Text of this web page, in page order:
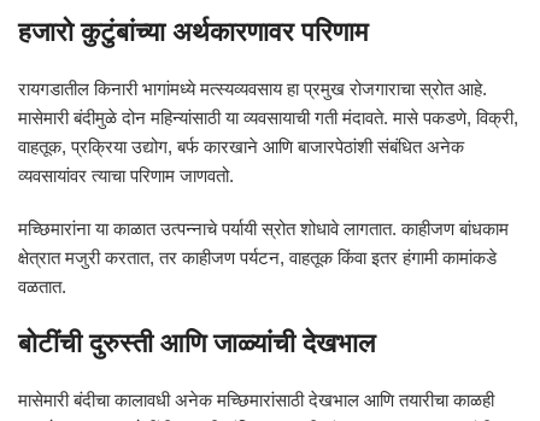
हजारो कुटुंबांच्या अर्थकारणावर परिणाम
रायगडातील किनारी भागांमध्ये मत्स्यव्यवसाय हा प्रमुख रोजगाराचा स्रोत आहे.
मासेमारी बंदीमुळे दोन महिन्यांसाठी या व्यवसायाची गती मंदावते. मासे पकडणे, विक्री,
वाहतूक, प्रक्रिया उद्योग, बर्फ कारखाने आणि बाजारपेठांशी संबंधित अनेक
व्यवसायांवर त्याचा परिणाम जाणवतो.
मच्छिमारांना या काळात उत्पन्नाचे पर्यायी स्रोत शोधावे लागतात. काहीजण बांधकाम
क्षेत्रात मजुरी करतात, तर काहीजण पर्यटन, वाहतूक किंवा इतर हंगामी कामांकडे
वळतात.
बोटींची दुरुस्ती आणि जाळ्यांची देखभाल
मासेमारी बंदीचा कालावधी अनेक मच्छिमारांसाठी देखभाल आणि तयारीचा काळही